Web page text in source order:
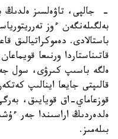
- جالپى، تاۋەلسىز
بەلگىلەنگەن ءوز
باستالادى. دەموكراتيالىق
قاتىناستاردا ورنىعا
ەلگە باسىپ كىرۋى، سول
قالىپتى جايعا اينالىپ
قوزعاماي-اق قويايىق،
ەلدەردىڭ اراسىندا جەر
بىلەمىز.